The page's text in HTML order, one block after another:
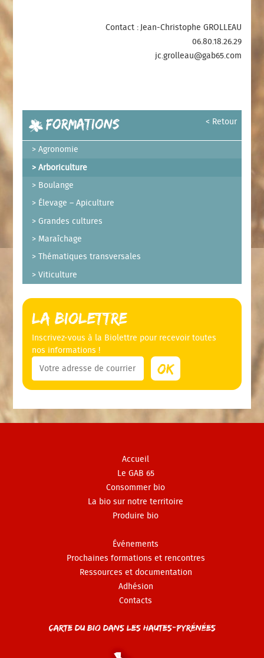
Contact : Jean-Christophe GROLLEAU
06.80.18.26.29
jc.grolleau@gab65.com
< Retour
Formations
Agronomie
Arboriculture
Boulange
Élevage – Apiculture
Grandes cultures
Maraîchage
Thématiques transversales
Viticulture
La Biolettre
Inscrivez-vous à la Biolettre pour recevoir toutes
nos informations !
Accueil
Le GAB 65
Consommer bio
La bio sur notre territoire
Produire bio
Événements
Prochaines formations et rencontres
Ressources et documentation
Adhésion
Contacts
Carte du Bio dans les Hautes-Pyrénées